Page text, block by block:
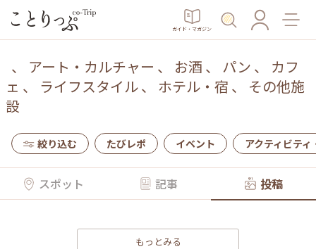
ガイド・マガジン
、 アート・カルチャー 、 お酒 、 パン 、 カフ
ェ 、 ライフスタイル、 ホテル・宿 、 その他施
設
絞り込む たびレポ イベント アクティビティ
スポット 記事 投稿
もっとみる